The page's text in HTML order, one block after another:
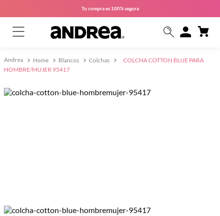
Tu compra es 100% segura
Home Blancos Colchas
COLCHA COTTON BLUE PARA
HOMBRE/MUJER 95417